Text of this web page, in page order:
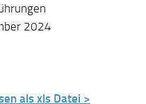
2024
als xls Datei >